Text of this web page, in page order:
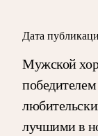
Дата
Мужской
лучшими в